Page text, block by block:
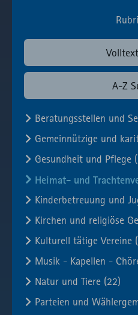
A-Z
Beratungsstellen und
Gemeinnützige und
Gesundheit und Pflege
Heimat- und
Kinderbetreuung und
Kirchen und religiöse
Kulturell tätige Vereine
Musik - Kapellen -
Natur und Tiere (22)
Parteien und
des lokal
Fonts.